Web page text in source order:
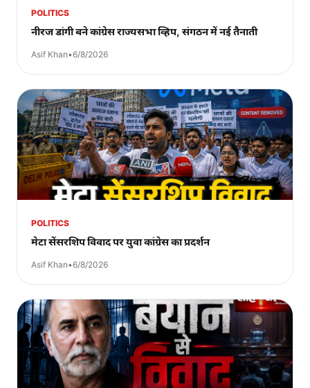
POLITICS
नीरज डांगी बने कांग्रेस राज्यसभा व्हिप, संगठन में नई तैनाती
Asif Khan•6/8/2026
POLITICS
मेटा सेंसरशिप विवाद पर युवा कांग्रेस का प्रदर्शन
Asif Khan•6/8/2026